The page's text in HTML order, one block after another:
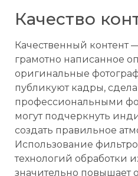
Качество
Качественный контент
грамотно написанное
оригинальные
публикуют кадры,
профессиональными
могут подчеркнуть
создать правильное
Использование
технологий обработки
значительно повышает